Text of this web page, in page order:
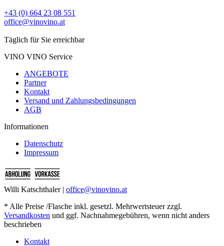
+43 (0) 664 23 08 551
office@vinovino.at
Täglich für Sie erreichbar
VINO VINO Service
ANGEBOTE
Partner
Kontakt
Versand und Zahlungsbedingungen
AGB
Informationen
Datenschutz
Impressum
Willi Katschthaler | office@vinovino.at
* Alle Preise /Flasche inkl. gesetzl. Mehrwertsteuer zzgl.
Versandkosten und ggf. Nachnahmegebühren, wenn nicht anders
beschrieben
Kontakt